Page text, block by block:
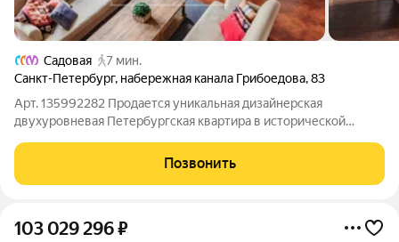
Садовая
7 мин.
Санкт-Петербург, набережная канала Грибоедова,83
Арт. 135992282 Продается уникальная дизайнерская
двухуровневая Петербургская квартира в исторической
Квартира в доходном доме Лихачева В.Н., архитектора Н.Н.
Рошефора. В квартире имеется террасса
Позвонить
103 029 296₽